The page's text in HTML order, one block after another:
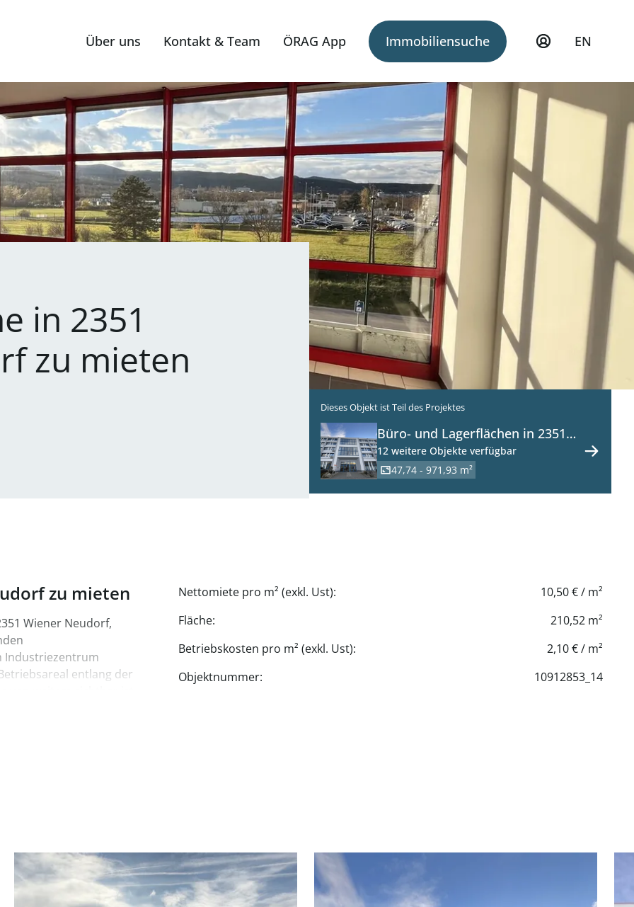
Über uns Kontakt & Team ÖRAG App Immobiliensuche EN
in 2351
zu mieten
Dieses Objekt ist Teil des Projektes
Büro- und Lagerflächen in 2351
Wiener Neudorf zu mieten
12 weitere Objekte verfügbar
47,74 - 971,93 m²
zu mieten
Wiener Neudorf,
Industriezentrum
entlang der
die individuelle
werden den
Nettomiete pro m² (exkl. Ust):
10,50 € / m²
Fläche:
210,52 m²
Betriebskosten pro m² (exkl. Ust):
2,10 € / m²
Objektnummer:
10912853_14